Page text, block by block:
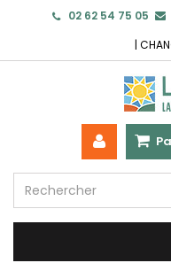
02 62 54 75 05
|